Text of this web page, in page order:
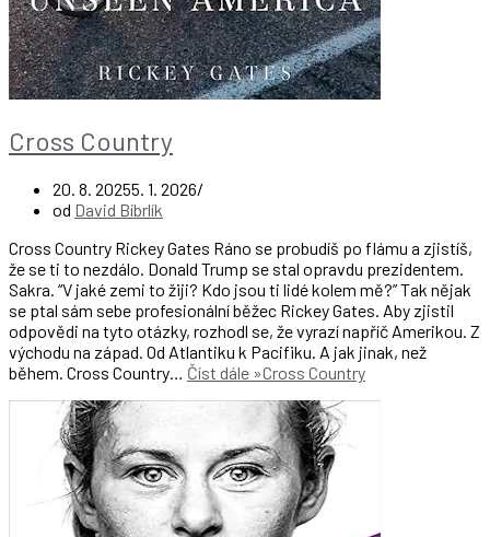
Cross Country
20. 8. 20255. 1. 2026
od David Bíbrlík
Cross Country Rickey Gates Ráno se probudíš po flámu a zjistíš,
že se ti to nezdálo. Donald Trump se stal opravdu prezidentem.
Sakra. “V jaké zemi to žiji? Kdo jsou ti lidé kolem mě?” Tak nějak
se ptal sám sebe profesionální běžec Rickey Gates. Aby zjistil
odpovědi na tyto otázky, rozhodl se, že vyrazí napříč Amerikou. Z
východu na západ. Od Atlantiku k Pacifiku. A jak jinak, než
během. Cross Country… Číst dále »Cross Country